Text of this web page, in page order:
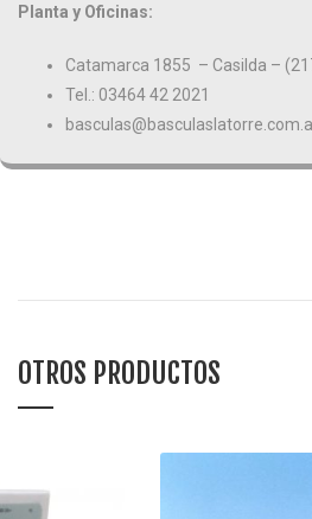
Planta y Oficinas:
Catamarca 1855 – Casilda –
Tel.: 03464 42 2021
OTROS PRODUCTOS